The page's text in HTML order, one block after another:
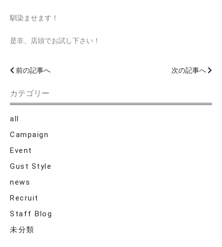
馴染ませます！
是非、店頭でお試し下さい！
前の記事へ 次の記事へ
カテゴリー
all
Campaign
Event
Gust Style
news
Recruit
Staff Blog
未分類